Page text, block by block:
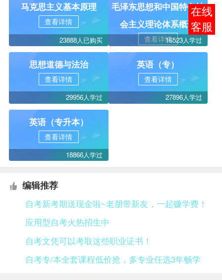
马克思主义基本原理
查看详情
23888人已购买
毛泽东思想和中国特色社
会主义理论体系概论
查看详情16523人学过
思想道德与法治
查看详情
29956人学过
英语（专）
查看详情
27896人学过
英语（专升本）
查看详情
18866人学过
编辑推荐
自考新考期送现金啦~老朋带新友，一起赚学费！
应用型自考火热招生中
自考文凭可以考取这些职业证书！
自考专/本全套课程低价抢，多专业任选3年畅学
在线
客服